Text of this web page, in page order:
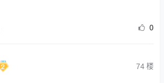
0
74楼